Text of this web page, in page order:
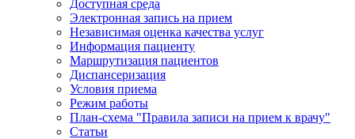
Доступная среда
Электронная запись на прием
Независимая оценка качества услуг
Информация пациенту
Маршрутизация пациентов
Диспансеризация
Условия приема
Режим работы
План-схема "Правила записи на прием к врачу"
Статьи